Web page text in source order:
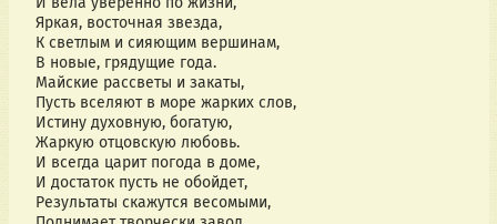
Яркая, восточная звезда,
К светлым и сияющим вершинам,
В новые, грядущие года.
Майские рассветы и закаты,
Пусть вселяют в море жарких слов,
Истину духовную, богатую,
Жаркую отцовскую любовь.
И всегда царит погода в доме,
И достаток пусть не обойдет,
Результаты скажутся весомыми,